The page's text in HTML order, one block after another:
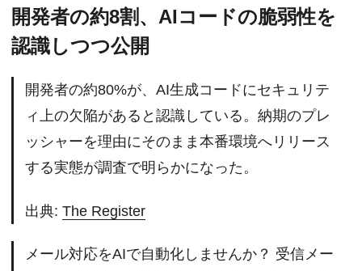
開発者の約8割、AIコードの脆弱性を
認識しつつ公開
開発者の約80%が、AI生成コードにセキュリテ
ィ上の欠陥があると認識している。納期のプレ
ッシャーを理由にそのまま本番環境へリリース
する実態が調査で明らかになった。
出典: The Register
メール対応をAIで自動化しませんか？ 受信メー